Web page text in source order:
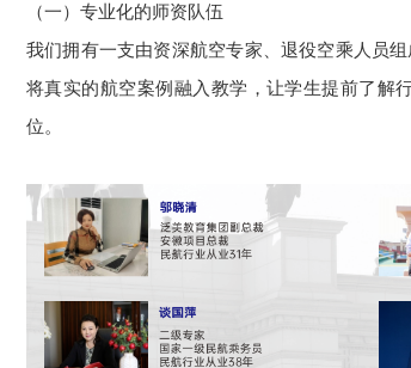
（一）专业化的师资队伍
我们拥有一支由资深航空专家、退役空乘人员
将真实的航空案例融入教学，让学生提前了解
位。